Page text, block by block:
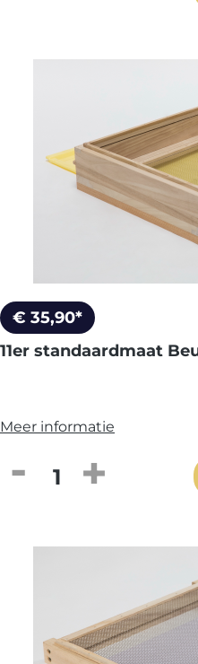
€ 35,90*
11er standaardmaat
Meer informatie